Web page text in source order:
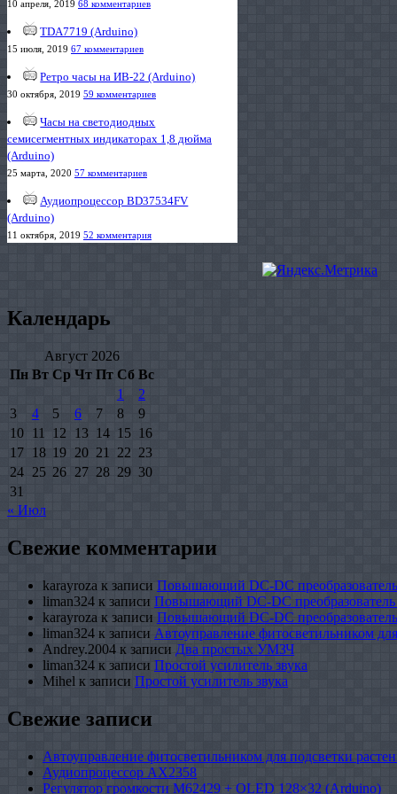
10 апреля, 2019 68 комментариев
TDA7719 (Arduino)
15 июля, 2019 67 комментариев
Ретро часы на ИВ-22 (Arduino)
30 октября, 2019 59 комментариев
Часы на светодиодных
семисегментных индикаторах 1,8 дюйма
(Arduino)
25 марта, 2020 57 комментариев
Аудиопроцессор BD37534FV
(Arduino)
11 октября, 2019 52 комментария
Календарь
Август 2026
Пн Вт Ср Чт Пт Сб Вс
1
2
3
4 5 6 7 8
9
10 11 12 13 14 15 16
17 18 19 20 21 22 23
24 25 26 27 28 29 30
31
« Июл
Свежие комментарии
karayroza к записи Повышающий DC-DC
liman324 к записи Повышающий DC-DC
karayroza к записи Повышающий DC-DC
liman324 к записи Автоуправление фитосветильником
Andrey.2004 к записи Два простых УМЗЧ
liman324 к записи Простой усилитель звука
Mihel к записи Простой усилитель звука
Свежие записи
Автоуправление фитосветильником для подсветки
Аудиопроцессор AX2358
Регулятор громкости M62429 + OLED 128×32 (Arduino)